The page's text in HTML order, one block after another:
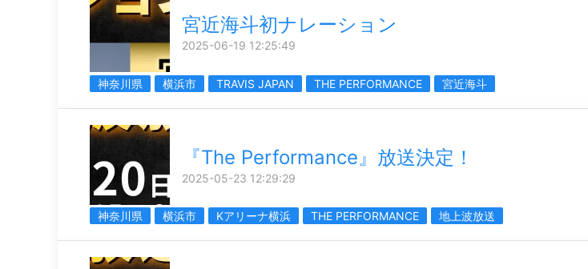
宮近海斗初ナレーション
2025-06-19 12:25:49
神奈川県 横浜市 TRAVIS JAPAN THE PERFORMANCE 宮近海斗
『The Performance』放送決定！
2025-05-23 12:29:29
神奈川県 横浜市 Kアリーナ横浜 THE PERFORMANCE 地上波放送